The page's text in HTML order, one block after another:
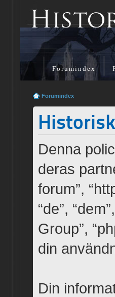
Forumindex
Forumindex
Denna
deras
forum”,
“de”,
Group”,
din
Din